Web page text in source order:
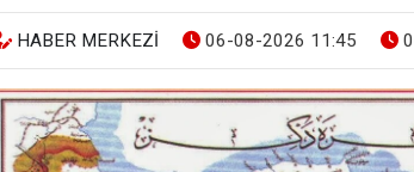
HABER MERKEZI 06-08-2026 11:45